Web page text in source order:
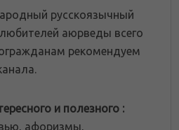
русскоязычный
аюрведы всего
рекомендуем
и полезного :
афоризмы,